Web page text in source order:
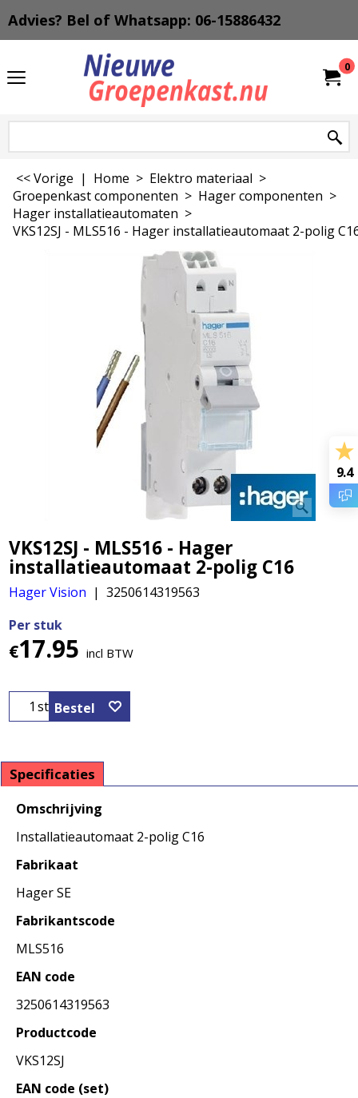
Advies? Bel of Whatsapp: 06-15886432
0
<< Vorige | Home > Elektro materiaal >
Groepenkast componenten > Hager componenten >
Hager installatieautomaten >
VKS12SJ - MLS516 - Hager installatieautomaat 2-polig
VKS12SJ - MLS516 - Hager
installatieautomaat 2-polig C16
Hager Vision
3250614319563
Per stuk
€17.95 incl BTW
st Bestel
Specificaties
Omschrijving
Installatieautomaat 2-polig C16
Fabrikaat
Hager SE
Fabrikantscode
MLS516
EAN code
3250614319563
Productcode
VKS12SJ
EAN code (set)
9.4